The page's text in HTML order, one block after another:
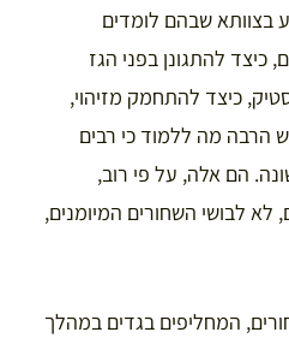
בצוותא שבהם לומדים
כיצד להתגונן בפני הגז
כיצד להתחמק מזיהוי,
הרבה מה ללמוד כי רבים
הם אלה, על פי רוב,
לבושי השחורים המיומנים,
המחליפים בגדים במהלך